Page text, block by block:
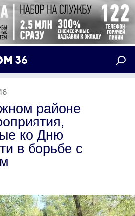
районе
ко Дню
в борьбе с